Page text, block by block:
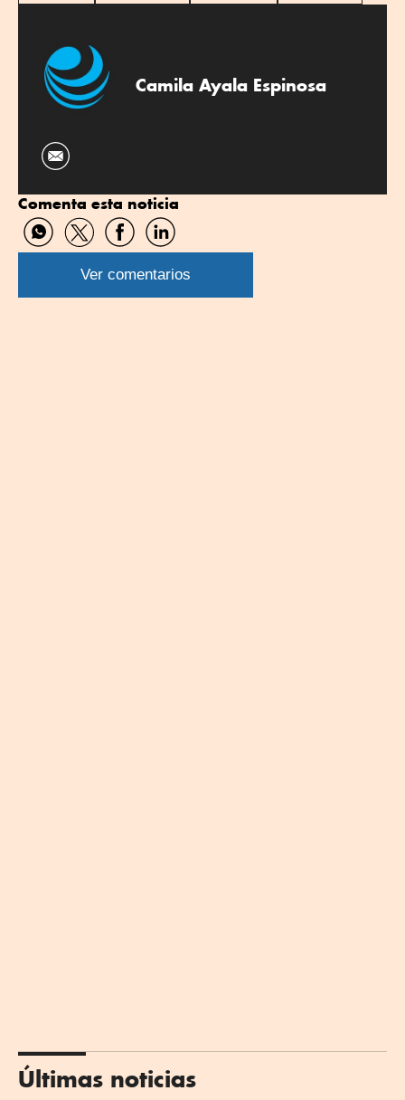
Camila Ayala Espinosa
Comenta esta noticia
Compartir
por
WhatsApp
Compartir
por
Twitter
Compartir
por
Facebook
Compartir
por
Linkedin
Ver comentarios
Últimas noticias